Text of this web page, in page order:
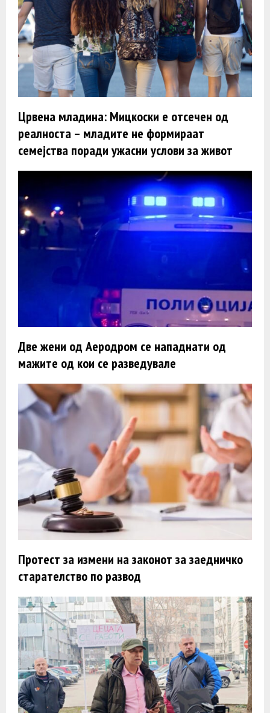
Црвена младина: Мицкоски е отсечен од
реалноста – младите не формираат
семејства поради ужасни услови за живот
Две жени од Аеродром се нападнати од
мажите од кои се разведувале
Протест за измени на законот за заедничко
старателство по развод